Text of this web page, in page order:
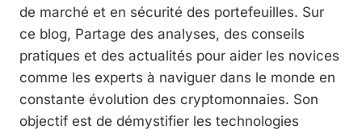
de marché et en sécurité des portefeuilles. Sur
ce blog, Partage des analyses, des conseils
pratiques et des actualités pour aider les novices
comme les experts à naviguer dans le monde en
constante évolution des cryptomonnaies. Son
objectif est de démystifier les technologies